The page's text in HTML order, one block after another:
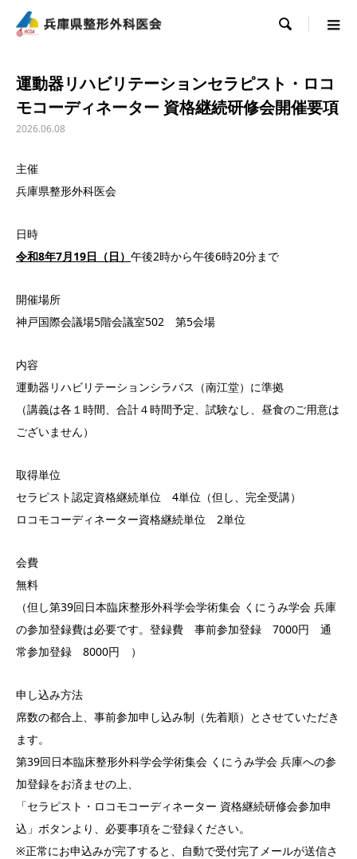

運動器リハビリテーションセラピスト・ロコ
モコーディネーター 資格継続研修会開催要項
2026.06.08
主催
兵庫県整形外科医会
日時
令和8年7月19日（日） 午後2時から午後6時20分まで
開催場所
神戸国際会議場5階会議室502 第5会場
内容
運動器リハビリテーションシラバス（南江堂）に準拠
（講義は各１時間、合計４時間予定、試験なし、昼食のご用意は
ございません）
取得単位
セラピスト認定資格継続単位 4単位（但し、完全受講）
ロコモコーディネーター資格継続単位 2単位
会費
無料
（但し第39回日本臨床整形外科学会学術集会 くにうみ学会 兵庫
の参加登録費は必要です。登録費 事前参加登録 7000円 通
常参加登録 8000円 ）
申し込み方法
席数の都合上、事前参加申し込み制（先着順）とさせていただき
ます。
第39回日本臨床整形外科学会学術集会 くにうみ学会 兵庫への参
加登録をお済ませの上、
「セラピスト・ロコモコーディネーター 資格継続研修会参加申
込」ボタンより、必要事項をご登録ください。
※正常にお申込みが完了すると、自動で受付完了メールが送信さ